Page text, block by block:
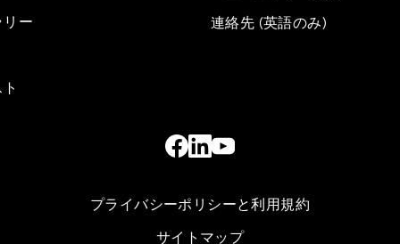
リー
連絡先 (英語のみ)
プライバシーポリシーと利用規約
サイトマップ